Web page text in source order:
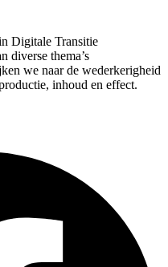
Digitale Transitie
diverse thema’s
we naar de wederkerigheid
inhoud en effect.